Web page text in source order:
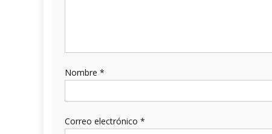
Nombre *
Correo electrónico *